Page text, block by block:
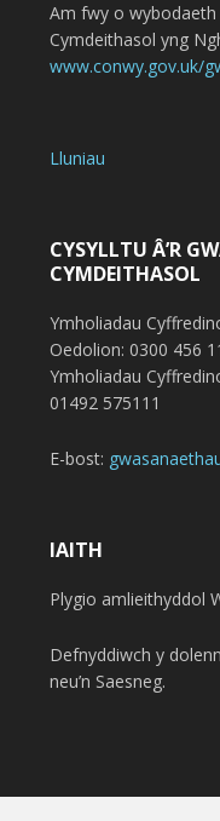
Am fwy o wybodaeth
Cymdeithasol yng
www.conwy.gov.uk/
Lluniau
CYSYLLTU Â’R
CYMDEITHASOL
Ymholiadau
Oedolion: 0300 456
Ymholiadau
01492 575111
E-bost:
IAITH
Plygio amlieithyddol
Defnyddiwch y
neu’n Saesneg.